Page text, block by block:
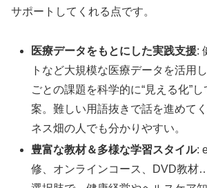
サポートしてくれる点です。
医療データをもとにした実践支援:
トなど大規模な医療データを活用
ごとの課題を科学的に“見える化”
案。難しい用語抜きで話を進めて
ネス畑の人でも分かりやすい。
豊富な教材＆多様な学習スタイル:
修、オンラインコース、DVD教材